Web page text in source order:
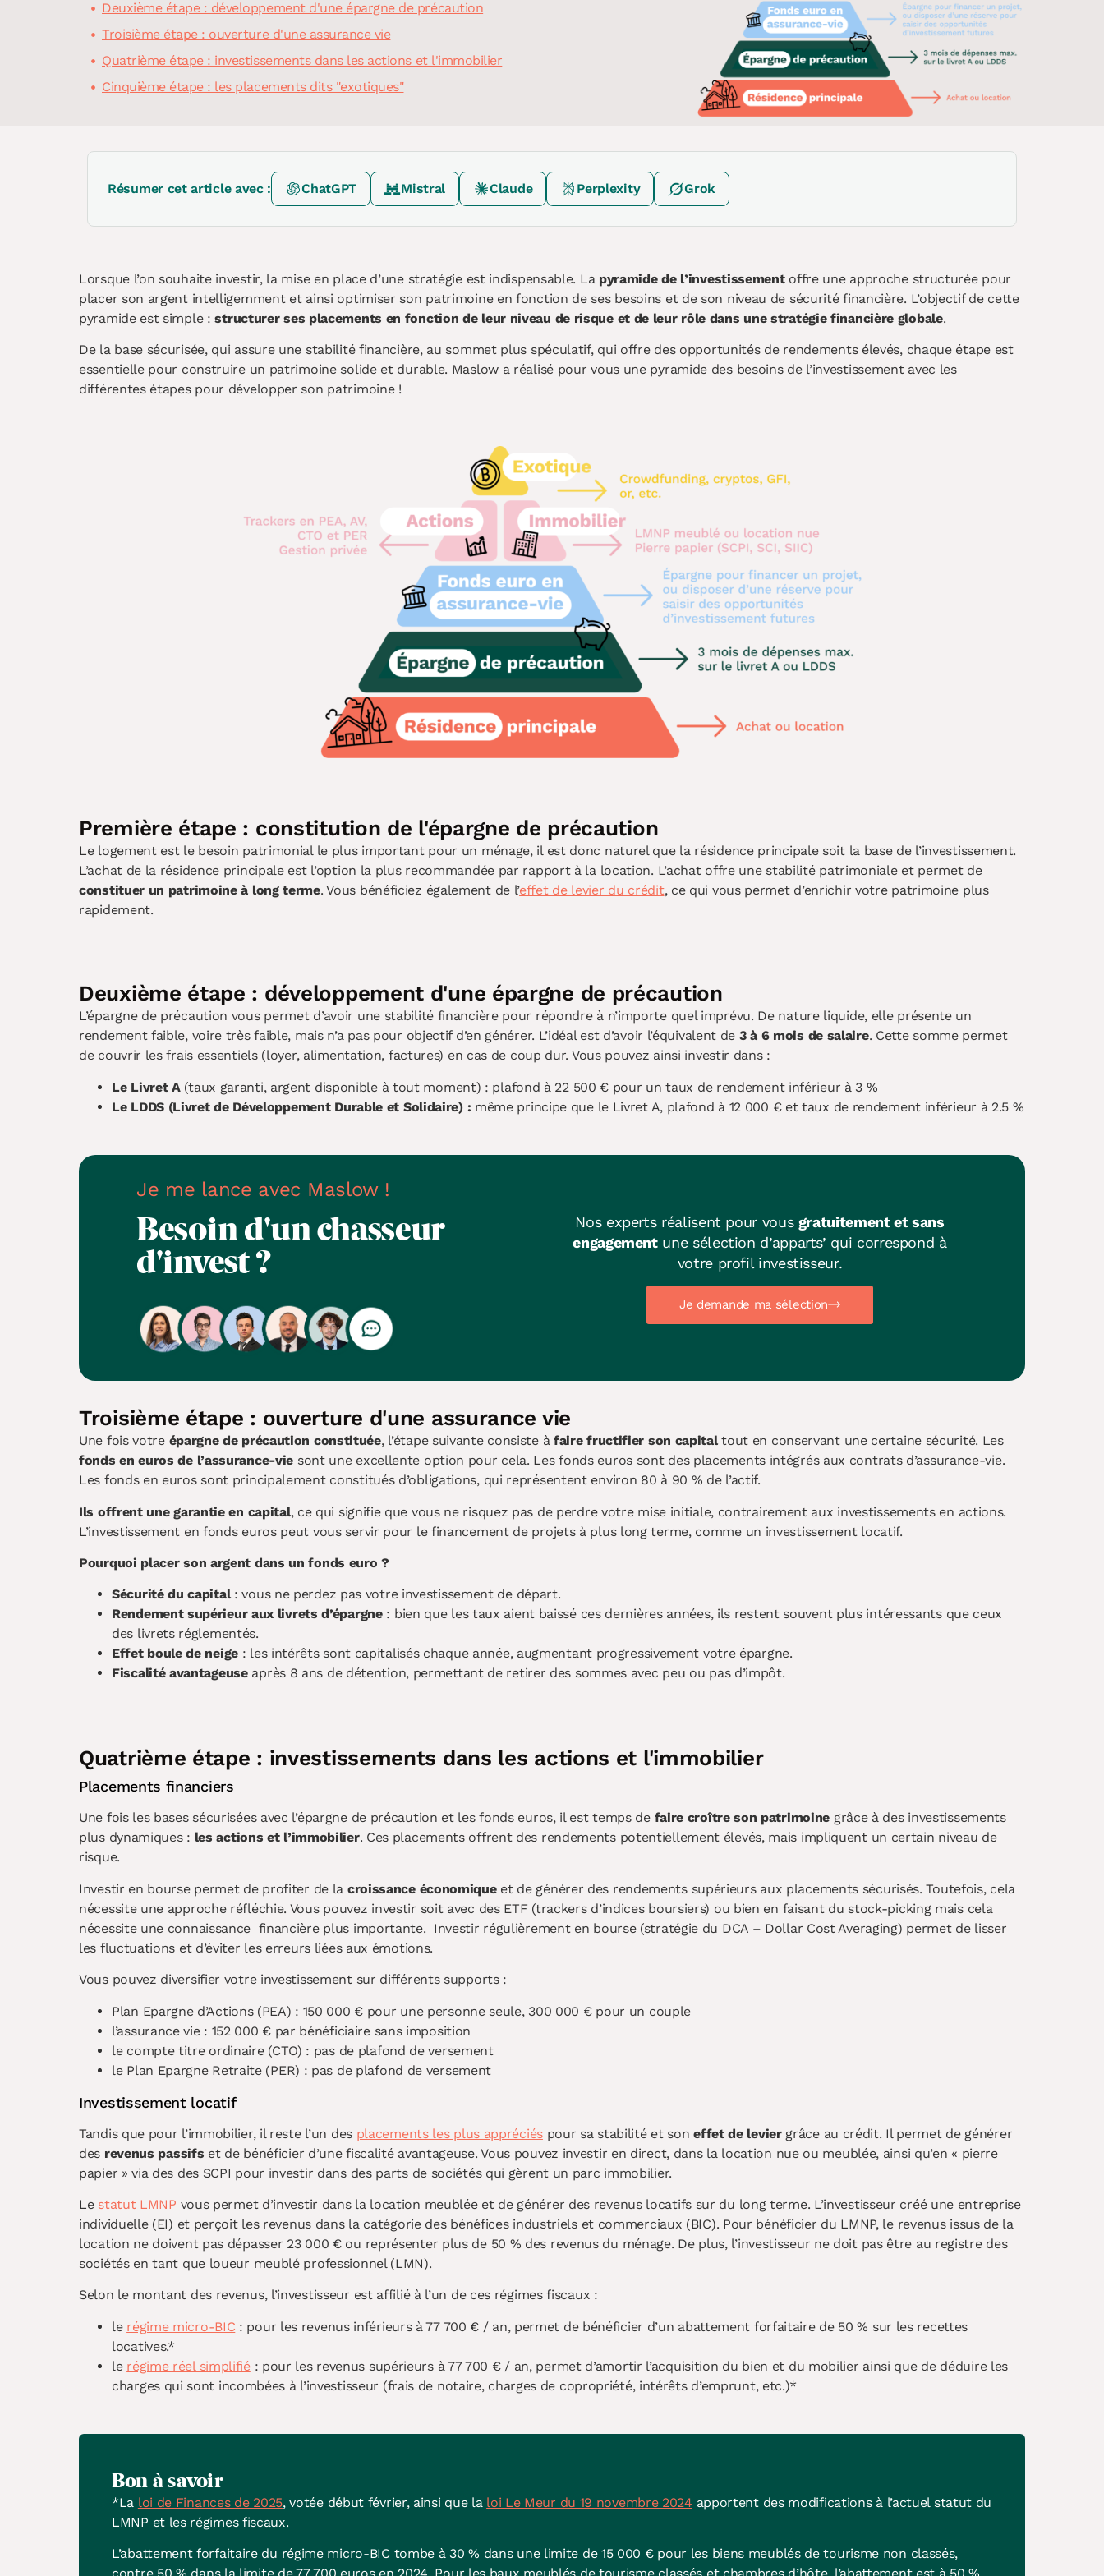
Deuxième étape : développement d'une épargne de précaution
Troisième étape : ouverture d'une assurance vie
Quatrième étape : investissements dans les actions et l'immobilier
Cinquième étape : les placements dits "exotiques"
Résumer cet article avec : ChatGPT Mistral Claude Perplexity Grok
Lorsque l’on souhaite investir, la mise en place d’une stratégie est indispensable. La pyramide de l’investissementoffre une approche structurée pour
placer son argent intelligemment et ainsi optimiser son patrimoine en fonction de ses besoins et de son niveau de sécurité financière. L’objectif de cette
pyramide est simple :structurer ses placements en fonction de leur niveau de risque et de leur rôle dans une stratégie financière globale.
De la base sécurisée, qui assure une stabilité financière, au sommet plus spéculatif, qui offre des opportunités de rendements élevés, chaque étape est
essentielle pour construire un patrimoine solide et durable. Maslow a réalisé pour vous une pyramide des besoins de l’investissement avec les
différentes étapes pour développer son patrimoine !
Première étape : constitution de l'épargne de précaution
Le logement est le besoin patrimonial le plus important pour un ménage, il est donc naturel que la résidence principale soit la base de l’investissement.
L’achat de la résidence principale est l’option la plus recommandée par rapport à la location. L’achat offre une stabilité patrimoniale et permet de
constituer un patrimoine à long terme. Vous bénéficiez également de l’effet de levier du crédit, ce qui vous permet d’enrichir votre patrimoine plus
rapidement.
Deuxième étape : développement d'une épargne de précaution
L’épargne de précaution vous permet d’avoir une stabilité financière pour répondre à n’importe quel imprévu. De nature liquide, elle présente un
rendement faible, voire très faible, mais n’a pas pour objectif d’en générer. L’idéal est d’avoir l’équivalent de 3 à 6 mois de salaire. Cette somme permet
de couvrir les frais essentiels (loyer, alimentation, factures) en cas de coup dur. Vous pouvez ainsi investir dans :
Le Livret A(taux garanti, argent disponible à tout moment) : plafond à 22 500 € pour un taux de rendement inférieur à 3 %
Le LDDS (Livret de Développement Durable et Solidaire) : même principe que le Livret A, plafond à 12 000 € et taux de rendement inférieur à 2.5 %
Je me lance avec Maslow !
Besoin d'unchasseur
d'invest ?
Nos experts réalisent pour vous gratuitement et sans
engagementune sélection d’apparts’ qui correspond à
votre profil investisseur.
Je demande ma sélection
Troisième étape : ouverture d'une assurance vie
Une fois votre épargne de précaution constituée, l’étape suivante consiste à faire fructifier son capitaltout en conservant une certaine sécurité. Les
fonds en euros de l’assurance-vie sont une excellente option pour cela. Les fonds euros sont des placements intégrés aux contrats d’assurance-vie.
Les fonds en euros sont principalement constitués d’obligations, qui représentent environ 80 à 90 % de l’actif.
Ils offrent une garantie en capital, ce qui signifie que vous ne risquez pas de perdre votre mise initiale, contrairement aux investissements en actions.
L’investissement en fonds euros peut vous servir pour le financement de projets à plus long terme, comme un investissement locatif.
Pourquoi placer son argent dans un fonds euro ?
Sécurité du capital: vous ne perdez pas votre investissement de départ.
Rendement supérieur aux livrets d’épargne: bien que les taux aient baissé ces dernières années, ils restent souvent plus intéressants que ceux
des livrets réglementés.
Effet boule de neige : les intérêts sont capitalisés chaque année, augmentant progressivement votre épargne.
Fiscalité avantageuseaprès 8 ans de détention, permettant de retirer des sommes avec peu ou pas d’impôt.
Quatrième étape : investissements dans les actions et l'immobilier
Placements financiers
Une fois les bases sécurisées avec l’épargne de précaution et les fonds euros, il est temps de faire croître son patrimoine grâce à des investissements
plus dynamiques : les actions et l’immobilier. Ces placements offrent des rendements potentiellement élevés, mais impliquent un certain niveau de
risque.
Investir en bourse permet de profiter de la croissance économiqueet de générer des rendements supérieurs aux placements sécurisés. Toutefois, cela
nécessite une approche réfléchie. Vous pouvez investir soit avec des ETF (trackers d’indices boursiers) ou bien en faisant du stock-picking mais cela
nécessite une connaissance financière plus importante. Investir régulièrement en bourse (stratégie du DCA – Dollar Cost Averaging) permet de lisser
les fluctuations et d’éviter les erreurs liées aux émotions.
Vous pouvez diversifier votre investissement sur différents supports :
Plan Epargne d’Actions (PEA) : 150 000 € pour une personne seule, 300 000 € pour un couple
l’assurance vie : 152 000 € par bénéficiaire sans imposition
le compte titre ordinaire (CTO) : pas de plafond de versement
le Plan Epargne Retraite (PER) : pas de plafond de versement
Investissement locatif
Tandis que pour l’immobilier, il reste l’un des placements les plus appréciéspour sa stabilité et soneffet de leviergrâce au crédit. Il permet de générer
des revenus passifs et de bénéficier d’une fiscalité avantageuse. Vous pouvez investir en direct, dans la location nue ou meublée, ainsi qu’en « pierre
papier » via des des SCPI pour investir dans des parts de sociétés qui gèrent un parc immobilier.
Le statut LMNP vous permet d’investir dans la location meublée et de générer des revenus locatifs sur du long terme. L’investisseur créé une entreprise
individuelle (EI) et perçoit les revenus dans la catégorie des bénéfices industriels et commerciaux (BIC). Pour bénéficier du LMNP, le revenus issus de la
location ne doivent pas dépasser 23 000 € ou représenter plus de 50 % des revenus du ménage. De plus, l’investisseur ne doit pas être au registre des
sociétés en tant que loueur meublé professionnel (LMN).
Selon le montant des revenus, l’investisseur est affilié à l’un de ces régimes fiscaux :
le régime micro-BIC : pour les revenus inférieurs à 77 700 € / an, permet de bénéficier d’un abattement forfaitaire de 50 % sur les recettes
locatives.*
le régime réel simplifié: pour les revenus supérieurs à 77 700 € / an, permet d’amortir l’acquisition du bien et du mobilier ainsi que de déduire les
charges qui sont incombées à l’investisseur (frais de notaire, charges de copropriété, intérêts d’emprunt, etc.)*
Bon à savoir
*La loi de Finances de 2025, votée début février, ainsi que la loi Le Meur du 19 novembre 2024 apportent des modifications à l’actuel statut du
LMNP et les régimes fiscaux.
L’abattement forfaitaire du régime micro-BIC tombe à 30 % dans une limite de 15 000 € pour les biens meublés de tourisme non classés,